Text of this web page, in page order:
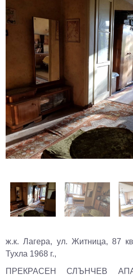
ж.к. Лагера, ул. Житница, 87
Тухла 1968 г.,
ПРЕКРАСЕН СЛЪНЧЕВ